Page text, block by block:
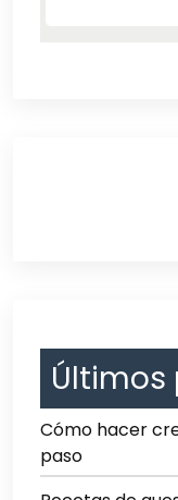
Últimos
Cómo hacer
paso